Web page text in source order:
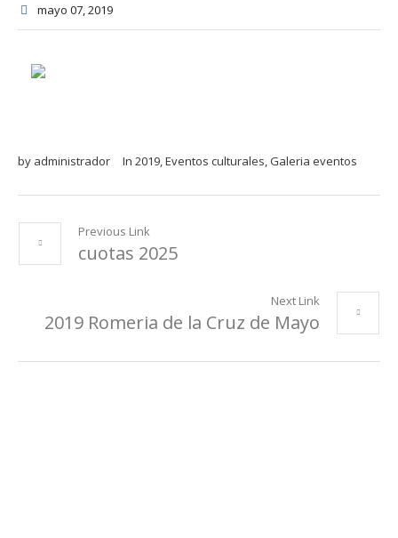
mayo 07 , 2019
by administrador In 2019 Eventos culturales Galeria eventos
Previous Link
cuotas 2025
Next Link
2019 Romeria de la Cruz de Mayo